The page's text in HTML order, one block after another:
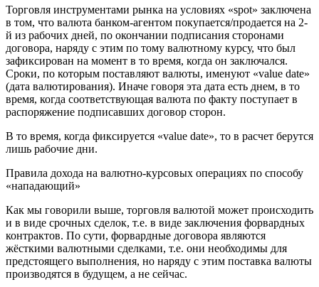
Торговля инструментами рынка на условиях «spot» заключена
в том, что валюта банком-агентом покупается/продается на 2-
й из рабочих дней, по окончании подписания сторонами
договора, наряду с этим по тому валютному курсу, что был
зафиксирован на момент в то время, когда он заключался.
Сроки, по которым поставляют валюты, именуют «value date»
(дата валютирования). Иначе говоря эта дата есть днем, в то
время, когда соответствующая валюта по факту поступает в
распоряжение подписавших договор сторон.
В то время, когда фиксируется «value date», то в расчет берутся
лишь рабочие дни.
Правила дохода на валютно-курсовых операциях по способу
«нападающий»
Как мы говорили выше, торговля валютой может происходить
и в виде срочных сделок, т.е. в виде заключения форвардных
контрактов. По сути, форвардные договора являются
жёсткими валютными сделками, т.е. они необходимы для
предстоящего выполнения, но наряду с этим поставка валюты
производятся в будущем, а не сейчас.